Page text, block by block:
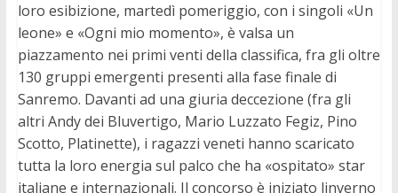
loro esibizione, martedì pomeriggio, con i singoli «Un
leone» e «Ogni mio momento», è valsa un
piazzamento nei primi venti della classifica, fra gli oltre
130 gruppi emergenti presenti alla fase finale di
Sanremo. Davanti ad una giuria deccezione (fra gli
altri Andy dei Bluvertigo, Mario Luzzato Fegiz, Pino
Scotto, Platinette), i ragazzi veneti hanno scaricato
tutta la loro energia sul palco che ha «ospitato» star
italiane e internazionali. Il concorso è iniziato linverno